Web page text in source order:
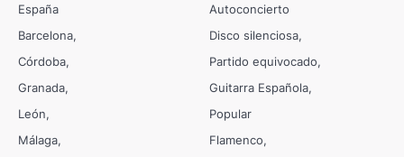
España
Barcelona
Córdoba
Granada
León
Málaga
Autoconcierto
Disco silenciosa
Partido equivocado
Guitarra Española
Popular
Flamenco